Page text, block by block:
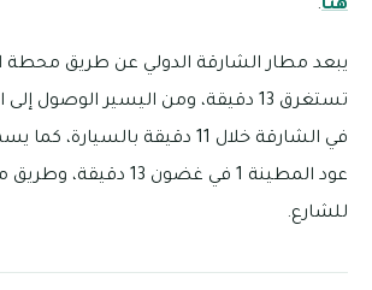
هنا.
يبعد مطار الشارقة الدولي عن طريق محطة
تستغرق 13 دقيقة، ومن اليسير الوصول
في الشارقة خلال 11 دقيقة
عود المطينة 1 في غضون 13
للشارع.